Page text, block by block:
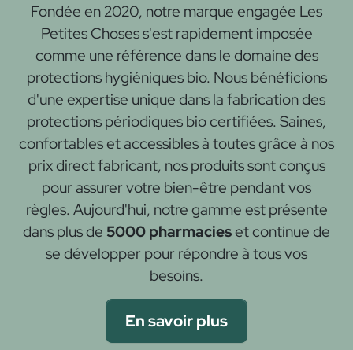
Fondée en 2020, notre marque engagée Les
Petites Choses s'est rapidement imposée
comme une référence dans le domaine des
protections hygiéniques bio. Nous bénéficions
d'une expertise unique dans la fabrication des
protections périodiques bio certifiées. Saines,
confortables et accessibles à toutes grâce à nos
prix direct fabricant, nos produits sont conçus
pour assurer votre bien-être pendant vos
règles. Aujourd'hui, notre gamme est présente
dans plus de 5000 pharmacieset continue de
se développer pour répondre à tous vos
besoins.
En savoir plus